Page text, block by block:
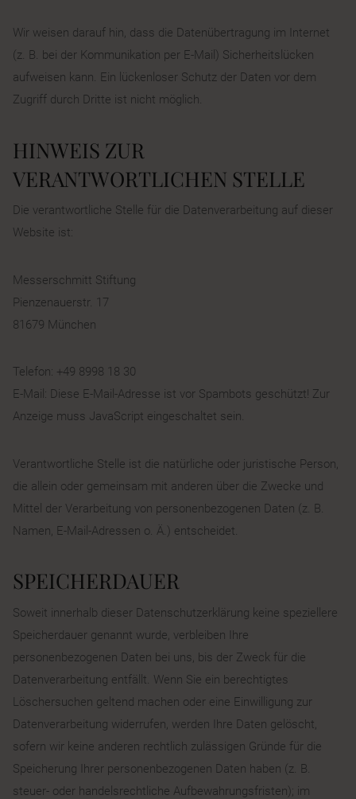
Wir weisen darauf hin, dass die Datenübertragung im Internet
(z. B. bei der Kommunikation per E-Mail) Sicherheitslücken
aufweisen kann. Ein lückenloser Schutz der Daten vor dem
Zugriff durch Dritte ist nicht möglich.
HINWEIS ZUR
VERANTWORTLICHEN STELLE
Die verantwortliche Stelle für die Datenverarbeitung auf dieser
Website ist:
Messerschmitt Stiftung
Pienzenauerstr. 17
81679 München
Telefon: +49 8998 18 30
E-Mail: Diese E-Mail-Adresse ist vor Spambots geschützt! Zur
Anzeige muss JavaScript eingeschaltet sein.
Verantwortliche Stelle ist die natürliche oder juristische Person,
die allein oder gemeinsam mit anderen über die Zwecke und
Mittel der Verarbeitung von personenbezogenen Daten (z. B.
Namen, E-Mail-Adressen o. Ä.) entscheidet.
SPEICHERDAUER
Soweit innerhalb dieser Datenschutzerklärung keine speziellere
Speicherdauer genannt wurde, verbleiben Ihre
personenbezogenen Daten bei uns, bis der Zweck für die
Datenverarbeitung entfällt. Wenn Sie ein berechtigtes
Löschersuchen geltend machen oder eine Einwilligung zur
Datenverarbeitung widerrufen, werden Ihre Daten gelöscht,
sofern wir keine anderen rechtlich zulässigen Gründe für die
Speicherung Ihrer personenbezogenen Daten haben (z. B.
steuer- oder handelsrechtliche Aufbewahrungsfristen); im